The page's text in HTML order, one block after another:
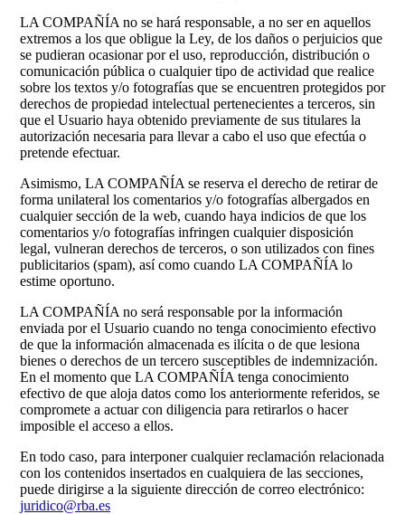
LA COMPAÑÍA no se hará responsable, a no ser en aquellos
extremos a los que obligue la Ley, de los daños o perjuicios que
se pudieran ocasionar por el uso, reproducción, distribución o
comunicación pública o cualquier tipo de actividad que realice
sobre los textos y/o fotografías que se encuentren protegidos por
derechos de propiedad intelectual pertenecientes a terceros, sin
que el Usuario haya obtenido previamente de sus titulares la
autorización necesaria para llevar a cabo el uso que efectúa o
pretende efectuar.
Asimismo, LA COMPAÑÍA se reserva el derecho de retirar de
forma unilateral los comentarios y/o fotografías albergados en
cualquier sección de la web, cuando haya indicios de que los
comentarios y/o fotografías infringen cualquier disposición
legal, vulneran derechos de terceros, o son utilizados con fines
publicitarios (spam), así como cuando LA COMPAÑÍA lo
estime oportuno.
LA COMPAÑÍA no será responsable por la información
enviada por el Usuario cuando no tenga conocimiento efectivo
de que la información almacenada es ilícita o de que lesiona
bienes o derechos de un tercero susceptibles de indemnización.
En el momento que LA COMPAÑÍA tenga conocimiento
efectivo de que aloja datos como los anteriormente referidos, se
compromete a actuar con diligencia para retirarlos o hacer
imposible el acceso a ellos.
En todo caso, para interponer cualquier reclamación relacionada
con los contenidos insertados en cualquiera de las secciones,
puede dirigirse a la siguiente dirección de correo electrónico:
juridico@rba.es